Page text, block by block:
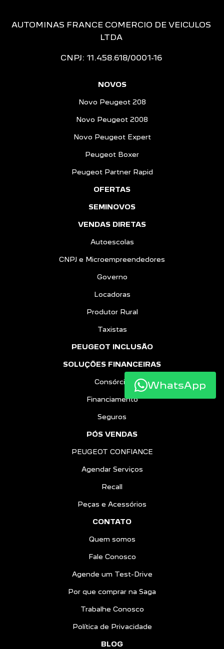
AUTOMINAS FRANCE COMERCIO DE VEICULOS
LTDA
CNPJ: 11.458.618/0001-16
NOVOS
Novo Peugeot 208
Novo Peugeot 2008
Novo Peugeot Expert
Peugeot Boxer
Peugeot Partner Rapid
OFERTAS
SEMINOVOS
VENDAS DIRETAS
Autoescolas
CNPJ e Microempreendedores
Governo
Locadoras
Produtor Rural
Taxistas
PEUGEOT INCLUSÃO
SOLUÇÕES FINANCEIRAS
Consórcio
Financiamento
Seguros
PÓS VENDAS
PEUGEOT CONFIANCE
Agendar Serviços
Recall
Peças e Acessórios
CONTATO
Quem somos
Fale Conosco
Agende um Test-Drive
Por que comprar na Saga
Trabalhe Conosco
Política de Privacidade
BLOG
WhatsApp